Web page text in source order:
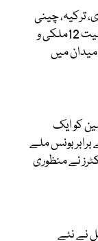
ترکیہ، چینی
سرمایہ کاروں سمیت 12ملکی و
میں
کو ایک
برابر بونس ملے
نے منظوری
نے نئے